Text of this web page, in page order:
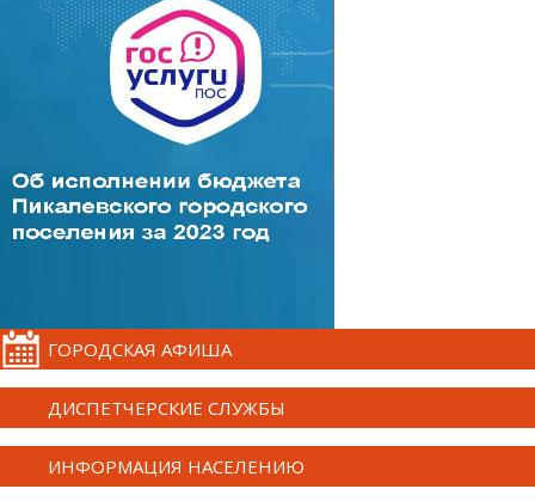
ГОРОДСКАЯ АФИША
ДИСПЕТЧЕРСКИЕ СЛУЖБЫ
ИНФОРМАЦИЯ НАСЕЛЕНИЮ